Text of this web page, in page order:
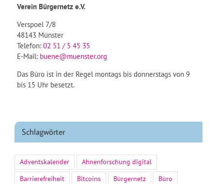
Verein Bürgernetz e.V.
Verspoel 7/8
48143 Münster
Telefon: 02 51 / 5 45 35
E-Mail: buene@muenster.org
Das Büro ist in der Regel montags bis donnerstags von 9
bis 15 Uhr besetzt.
Schlagwörter
Adventskalender
Ahnenforschung digital
Barrierefreiheit
Bitcoins Bürgernetz
Büro